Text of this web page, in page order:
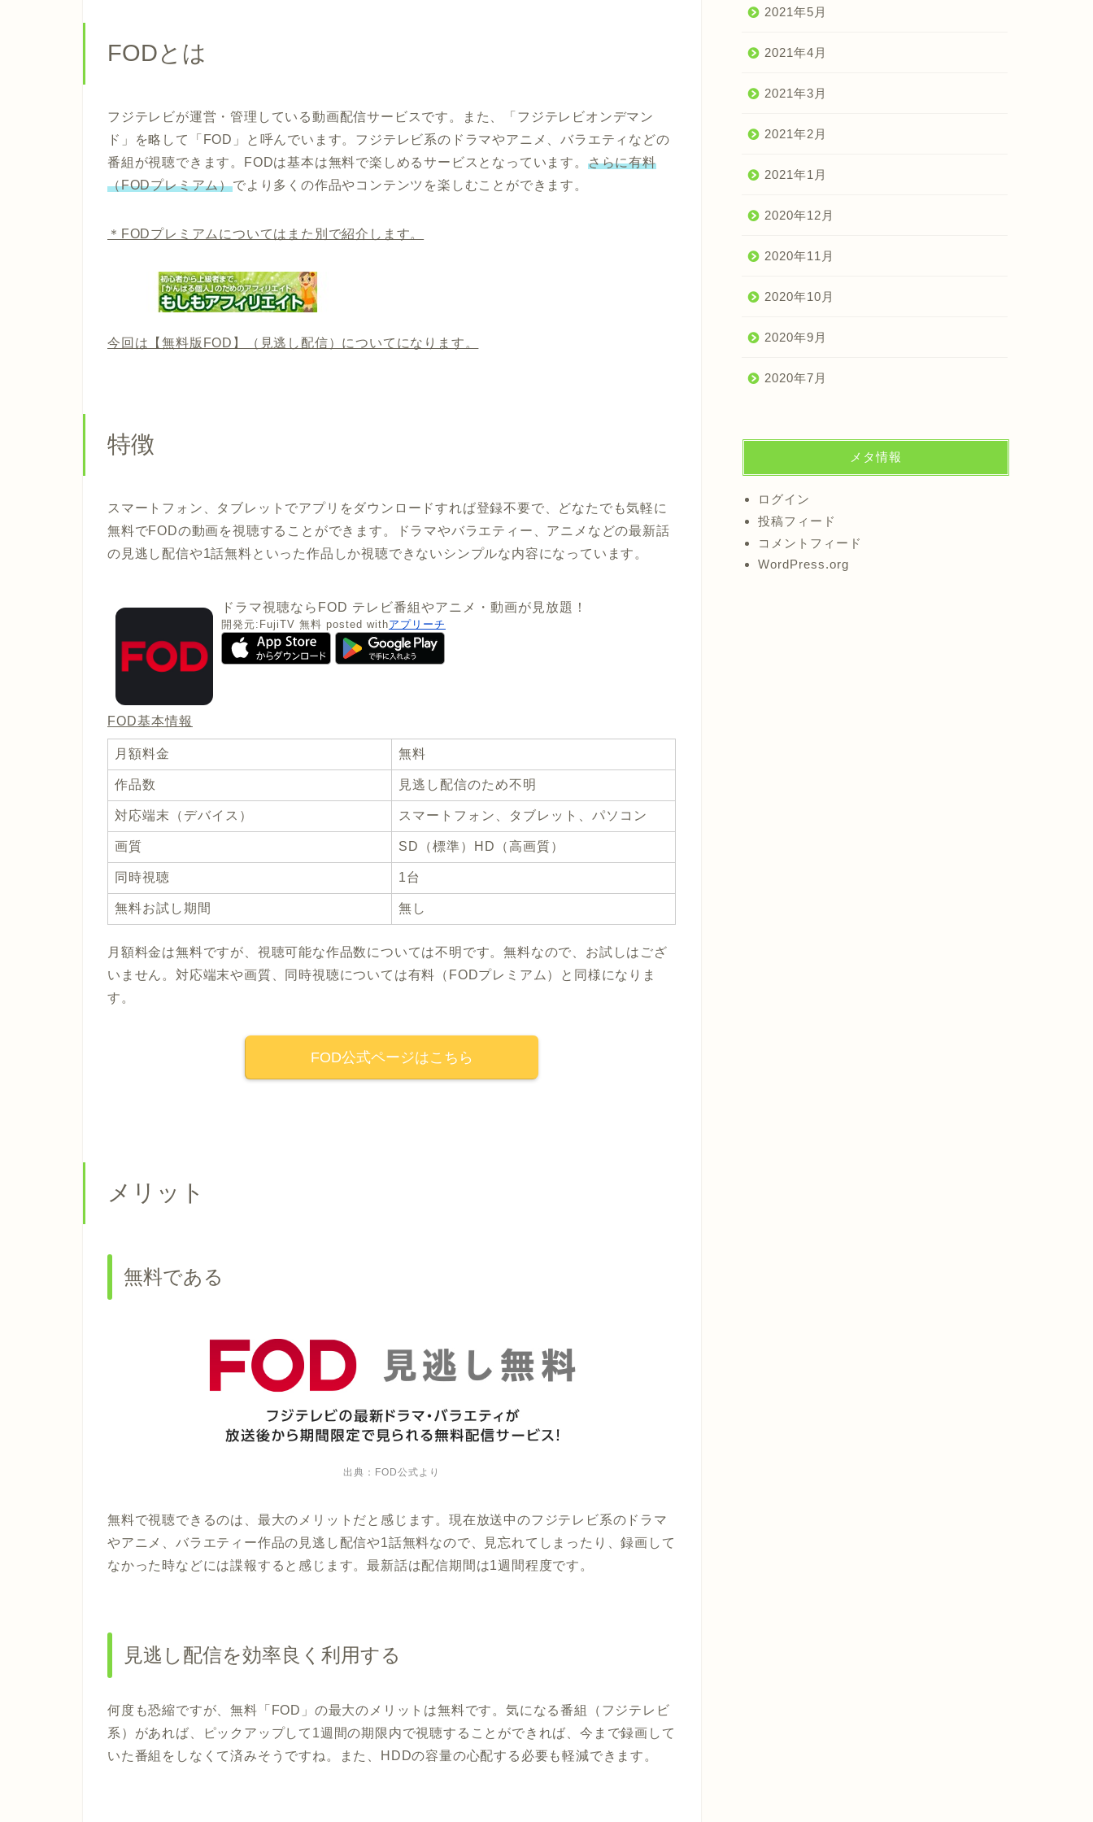
FODとは
フジテレビが運営・管理している動画配信サービスです。また、「フジテレビオンデマン
ド」を略して「FOD」と呼んでいます。フジテレビ系のドラマやアニメ、バラエティなどの
番組が視聴できます。FODは基本は無料で楽しめるサービスとなっています。 さらに有料
（FODプレミアム）でより多くの作品やコンテンツを楽しむことができます。
＊FODプレミアムについてはまた別で紹介します。
今回は【無料版FOD】（見逃し配信）についてになります。
特徴
スマートフォン、タブレットでアプリをダウンロードすれば登録不要で、どなたでも気軽に
無料でFODの動画を視聴することができます。ドラマやバラエティー、アニメなどの最新話
の見逃し配信や1話無料といった作品しか視聴できないシンプルな内容になっています。
ドラマ視聴ならFOD テレビ番組やアニメ・動画が見放題！
開発元: FujiTV 無料 posted withアプリーチ
FOD基本情報
月額料金 無料
作品数 見逃し配信のため不明
対応端末（デバイス） スマートフォン、タブレット、パソコン
画質 SD（標準）HD（高画質）
同時視聴 1台
無料お試し期間 無し
月額料金は無料ですが、視聴可能な作品数については不明です。無料なので、お試しはござ
いません。対応端末や画質、同時視聴については有料（FODプレミアム）と同様になりま
す。
FOD公式ページはこちら
メリット
無料である
出典：FOD公式より
無料で視聴できるのは、最大のメリットだと感じます。現在放送中のフジテレビ系のドラマ
やアニメ、バラエティー作品の見逃し配信や1話無料なので、見忘れてしまったり、録画して
なかった時などには諜報すると感じます。最新話は配信期間は1週間程度です。
見逃し配信を効率良く利用する
何度も恐縮ですが、無料「FOD」の最大のメリットは無料です。気になる番組（フジテレビ
系）があれば、ピックアップして1週間の期限内で視聴することができれば、今まで録画して
いた番組をしなくて済みそうですね。また、HDDの容量の心配する必要も軽減できます。
2021年5月
2021年4月
2021年3月
2021年2月
2021年1月
2020年12月
2020年11月
2020年10月
2020年9月
2020年7月
メタ情報
ログイン
投稿フィード
コメントフィード
WordPress.org